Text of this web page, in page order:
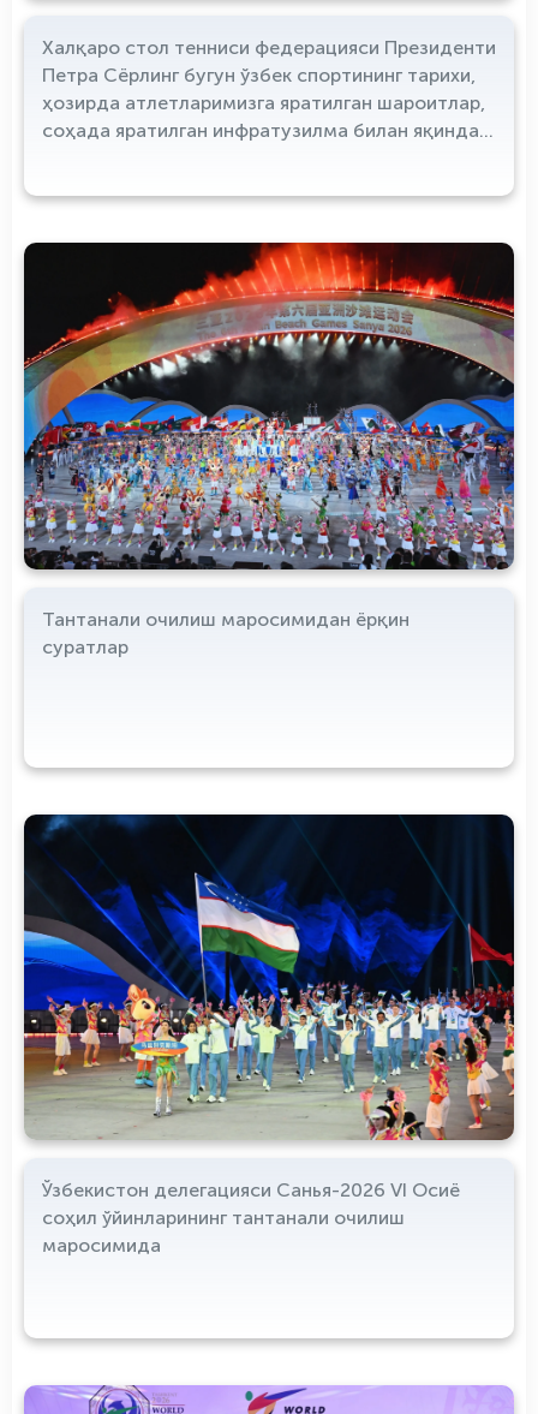
Халқаро стол тенниси федерацияси Президенти
Петра Сёрлинг бугун ўзбек спортининг тарихи,
ҳозирда атлетларимизга яратилган шароитлар,
соҳада яратилган инфратузилма билан яқиндан
Тантанали очилиш маросимидан ёрқин
суратлар
Ўзбекистон делегацияси Санья-2026 VI Осиё
соҳил ўйинларининг тантанали очилиш
маросимида